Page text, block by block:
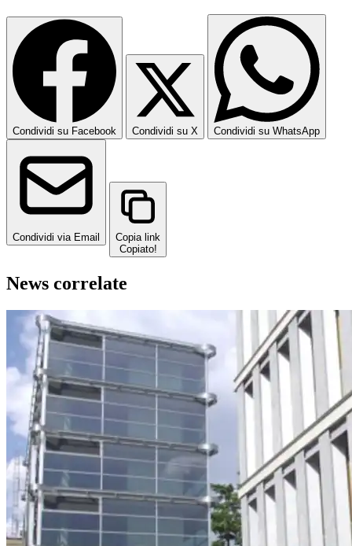
Condividi su Facebook Condividi su X Condividi su WhatsApp
Condividi via Email
Copia link
Copiato!
News correlate